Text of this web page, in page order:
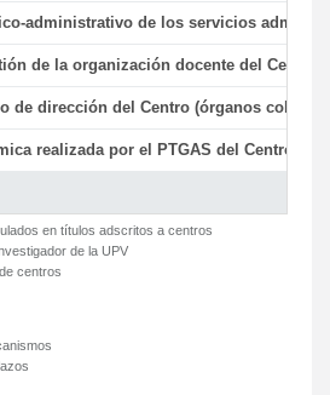
administrativo de los servicios
de la organización docente del Centro
de dirección del Centro (órganos
realizada por el PTGAS del Centro
en títulos adscritos a centros
de la UPV
centros